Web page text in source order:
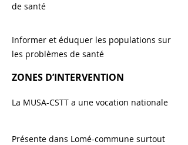
de santé
Informer et éduquer les populations sur
les problèmes de santé
ZONES D’INTERVENTION
La MUSA-CSTT a une vocation nationale
Présente dans Lomé-commune surtout